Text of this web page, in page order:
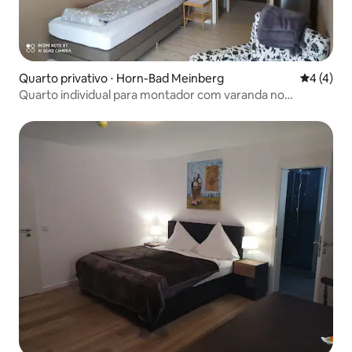
Quarto privativo ⋅ Horn-Bad Meinberg 4 de
4 (4)
Quarto individual para montador com varanda no